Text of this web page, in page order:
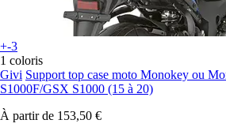
+-3
1 coloris
Givi Support top case moto Monokey ou
S1000F/GSX S1000 (15 à 20)
À partir de 153,50 €